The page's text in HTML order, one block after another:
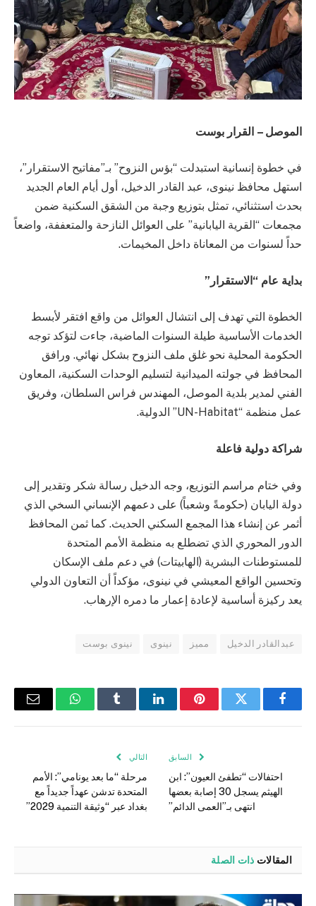
الموصل – القرار بوست
في خطوة إنسانية استبدلت “بؤس النزوح” بـ”مفاتيح الاستقرار”،
استهل محافظ نينوى، عبد القادر الدخيل، أول أيام العام الجديد
بحدث استثنائي، تمثل بتوزيع وجبة من الشقق السكنية ضمن
مجمعات “القرية اليابانية” على العوائل النازحة والمتعففة، واضعاً
حداً لسنوات من المعاناة داخل المخيمات.
بداية عام “الاستقرار”
الخطوة التي تهدف إلى انتشال العوائل من واقع افتقر لأبسط
الخدمات الأساسية طيلة السنوات الماضية، جاءت لتؤكد توجه
الحكومة المحلية نحو غلق ملف النزوح بشكل نهائي. ورافق
المحافظ في جولته الميدانية لتسليم الوحدات السكنية، المعاون
الفني لمدير بلدية الموصل، المهندس فراس السلطان، وفريق
عمل منظمة “UN-Habitat” الدولية.
شراكة دولية فاعلة
وفي ختام مراسم التوزيع، وجه الدخيل رسالة شكر وتقدير إلى
دولة اليابان (حكومةً وشعباً) على دعمهم الإنساني السخي الذي
أثمر عن إنشاء هذا المجمع السكني الحديث. كما ثمن المحافظ
الدور المحوري الذي تضطلع به منظمة الأمم المتحدة
للمستوطنات البشرية (الهابيتات) في دعم ملف الإسكان
وتحسين الواقع المعيشي في نينوى، مؤكداً أن التعاون الدولي
يعد ركيزة أساسية لإعادة إعمار ما دمره الإرهاب.
عبدالقادر الدخيل مميز نينوى نينوى بوست
فيسبوكتويتر بينتيريستلينكدإن Tumblr واتسابالبريد
السابق
احتفالات “تطفئ العيون”: ابن
الهيثم يسجل 30 إصابة بعضها
انتهى بـ”العمى الدائم”
التالي
مرحلة “ما بعد يونامي”: الأمم
المتحدة تدشن عهداً جديداً مع
بغداد عبر “وثيقة التنمية 2029”
المقالات ذات الصلة